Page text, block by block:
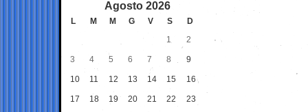
Agosto 2026
L M M G V S
D
1
2
3 4 5 6 7 8 9
10 11 12 13 14 15 16
17 18 19 20 21 22 23